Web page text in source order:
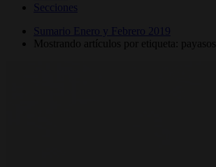
Secciones
Sumario Enero y Febrero 2019
Mostrando artículos por etiqueta: payasos